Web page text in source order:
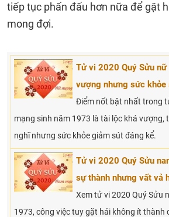
tiếp tục phấn đấu hơn nữa để gặt
mong đợi.
Tử vi 2020 Quý Sửu
vượng nhưng sức khỏe
Điểm nốt bật nhất trong
mạng sinh năm 1973 là tài lộc khá vượng,
nghĩ nhưng sức khỏe giảm sút đáng kể.
Tử vi 2020 Quý Sửu
sự thành nhưng vất vả
Xem tử vi 2020 Quý Sửu
1973, công việc tuy gặt hái không ít thành